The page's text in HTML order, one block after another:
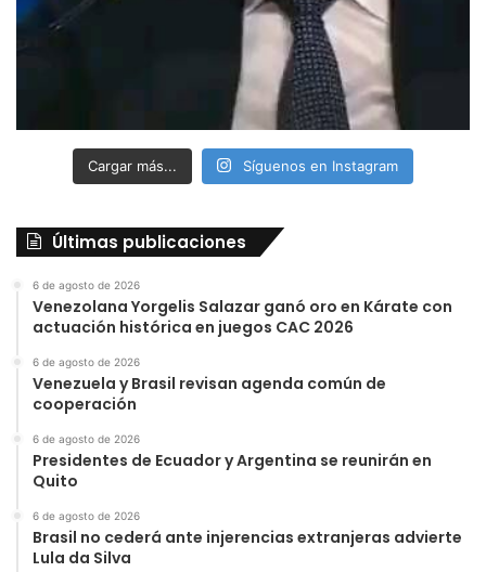
Cargar más... Síguenos en Instagram
Últimas publicaciones
6 de agosto de 2026
Venezolana Yorgelis Salazar ganó oro en Kárate con
actuación histórica en juegos CAC 2026
6 de agosto de 2026
Venezuela y Brasil revisan agenda común de
cooperación
6 de agosto de 2026
Presidentes de Ecuador y Argentina se reunirán en
Quito
6 de agosto de 2026
Brasil no cederá ante injerencias extranjeras advierte
Lula da Silva